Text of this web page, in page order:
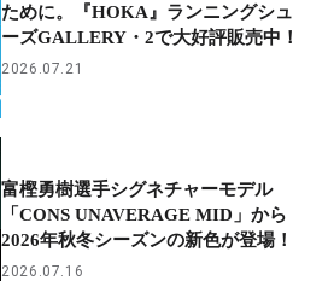
ために。『HOKA』ランニングシュ
ーズGALLERY・2で大好評販売中！
2026.07.21
富樫勇樹選手シグネチャーモデル
「CONS UNAVERAGE MID」から
2026年秋冬シーズンの新色が登場！
2026.07.16